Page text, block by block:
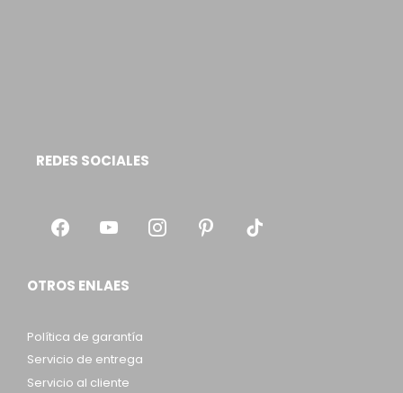
REDES SOCIALES
OTROS ENLAES
Política de garantía
Servicio de entrega
Servicio al cliente